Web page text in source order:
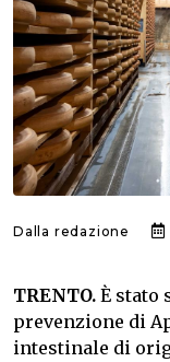
Dalla redazione
TRENTO. È stato
prevenzione di
intestinale di